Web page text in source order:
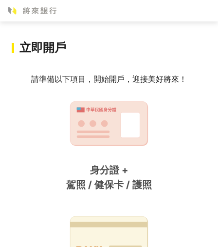
立即開戶
請準備以下項目，開始開戶，迎接美好將來！
身分證 +
駕照 / 健保卡 / 護照